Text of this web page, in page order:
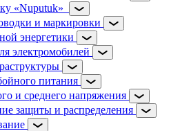
«Nuputuk»
и маркировки
энергетики
электромобилей
питания
и среднего напряжения
защиты и распределения